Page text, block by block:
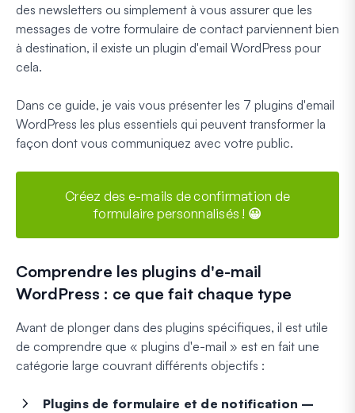
des newsletters ou simplement à vous assurer que les
messages de votre formulaire de contact parviennent bien
à destination, il existe un plugin d'email WordPress pour
cela.
Dans ce guide, je vais vous présenter les 7 plugins d'email
WordPress les plus essentiels qui peuvent transformer la
façon dont vous communiquez avec votre public.
Créez des e-mails de confirmation de
formulaire personnalisés ! 😀
Comprendre les plugins d'e-mail
WordPress : ce que fait chaque type
Avant de plonger dans des plugins spécifiques, il est utile
de comprendre que « plugins d'e-mail » est en fait une
catégorie large couvrant différents objectifs :
Plugins de formulaire et de notification –